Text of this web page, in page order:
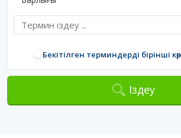
Бекітілген терминдерді бірінші
Іздеу